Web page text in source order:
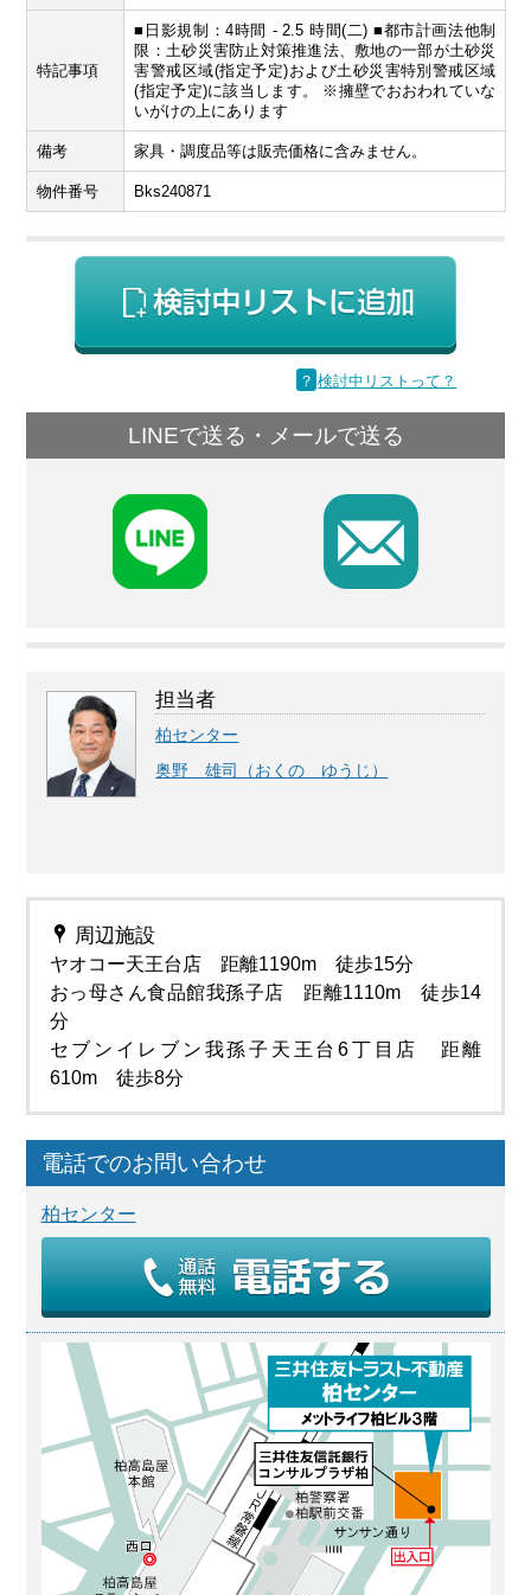
特記事項
■日影規制：4時間 - 2.5 時間(二) ■都市計画法他制
限：土砂災害防止対策推進法、敷地の一部が土砂災
害警戒区域(指定予定)および土砂災害特別警戒区域
(指定予定)に該当します。 ※擁壁でおおわれていな
いがけの上にあります
備考 家具・調度品等は販売価格に含みません。
物件番号 Bks240871
？ 検討中リストって？
LINEで送る・メールで送る
F
担当者
柏センター
奥野 雄司（おくの ゆうじ）
周辺施設
ヤオコー天王台店 距離1190m 徒歩15分
おっ母さん食品館我孫子店 距離1110m 徒歩14
分
セブンイレブン我孫子天王台6丁目店 距離
610m 徒歩8分
電話でのお問い合わせ
柏センター